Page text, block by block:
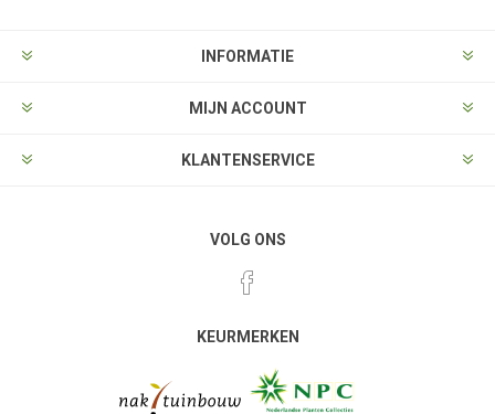
INFORMATIE
MIJN ACCOUNT
KLANTENSERVICE
VOLG ONS
KEURMERKEN